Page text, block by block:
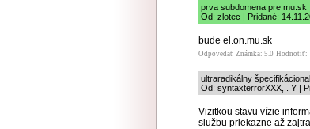
prva subdomena pre mu.sk
Od: zlotec | Pridané:
bude el.on.mu.sk
Odpovedať Známka: 5.0 Hodnotiť:
ultraradikálny
Od: syntaxterrorXXX, . Y |
Vizitkou stavu vízie
službu priekazne až